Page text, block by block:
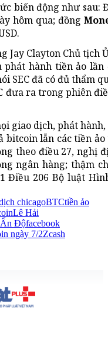
biến động như sau:
hôm qua; đồng
Jay Clayton Chủ tịch
hành tiền ảo lần
SEC đã có đủ thẩm
đưa ra trong phiên
giao dịch, phát
bitcoin lẫn các tiền
theo điều 27, nghị
ngân hàng; thậm
206 Bộ luật
chicagoBTCtiền ảo
Lê Hải
Ấn Độfacebook
ngày 7/2Zcash